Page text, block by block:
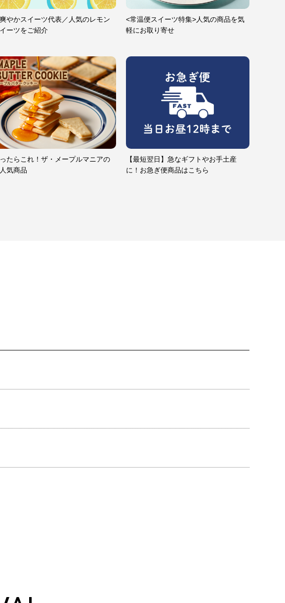
やかスイーツ代表／人気のレモン
ーツをご紹介
<常温便スイーツ特集>人気の商品を気
軽にお取り寄せ
たらこれ！ザ・メープルマニアの
気商品
【最短翌日】急なギフトやお手土産
に！お急ぎ便商品はこちら